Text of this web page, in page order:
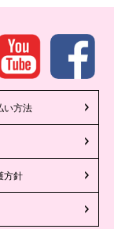
い方法
方針